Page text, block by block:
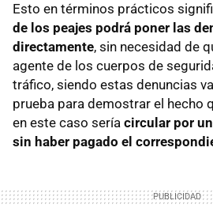
Esto en términos prácticos
de los peajes podrá poner las
directamente, sin necesidad de
agente de los cuerpos de
tráfico, siendo estas denuncias
prueba para demostrar el hecho
en este caso sería circular por
sin haber pagado el